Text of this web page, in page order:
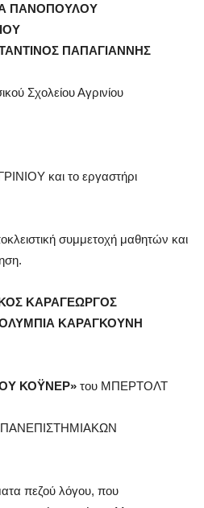
ΠΑΝΟΠΟΥΛΟΥ
ΠΑΠΑΓΙΑΝΝΗΣ
Σχολείου Αγρινίου
και το εργαστήρι
συμμετοχή μαθητών και
ΚΑΡΑΓΕΩΡΓΟΣ
ΚΑΡΑΓΚΟΥΝΗ
ΚΟΫΝΕΡ» του ΜΠΕΡΤΟΛΤ
πεζού λόγου, που